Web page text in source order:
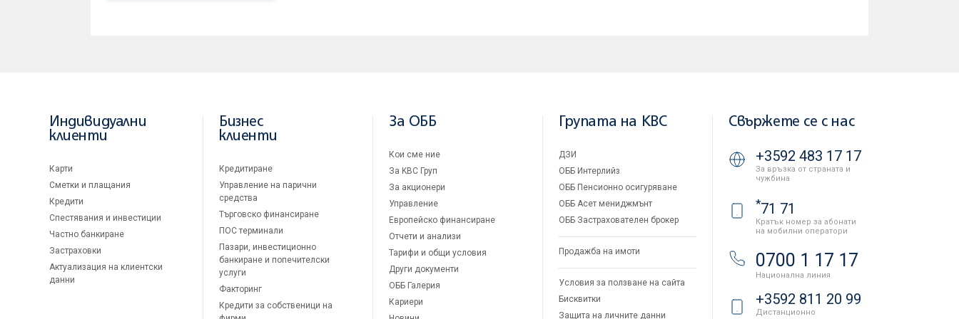
Индивидуални
клиенти
Карти
Сметки и плащания
Кредити
Спестявания и инвестиции
Частно банкиране
Застраховки
Актуализация на клиентски
данни
Бизнес
клиенти
Кредитиране
Управление на парични
средства
Търговско финансиране
ПОС терминали
Пазари, инвестиционно
банкиране и попечителски
услуги
Факторинг
Кредити за собственици на
За ОББ
Кои сме ние
За KBC Груп
За акционери
Управление
Европейско финансиране
Отчети и анализи
Тарифи и общи условия
Други документи
ОББ Галерия
Кариери
Групата на KBC
ДЗИ
ОББ Интерлийз
ОББ Пенсионно осигуряване
ОББ Асет мениджмънт
ОББ Застрахователен брокер
Продажба на имоти
Условия за ползване на сайта
Бисквитки
Защита на личните данни
Свържете се с нас
+3592 483 17 17
За връзка от страната и
чужбина
*71 71
Кратък номер за абонати
на мобилни оператори
0700 1 17 17
Национална линия
+3592 811 20 99
Дистанционно